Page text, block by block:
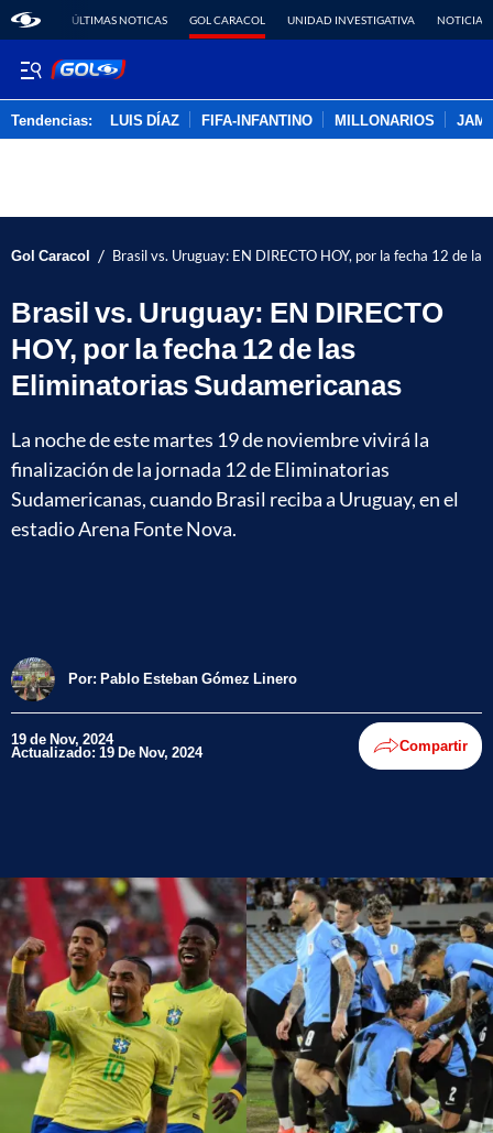
ÚLTIMAS NOTICAS GOL CARACOL UNIDAD INVESTIGATIVA NOTICIAS
Tendencias: LUIS DÍAZ FIFA-INFANTINO MILLONARIOS
Gol Caracol / Brasil vs. Uruguay: EN DIRECTO HOY, por la fecha 12 de
Brasil vs. Uruguay: EN DIRECTO
HOY, por la fecha 12 de las
Eliminatorias Sudamericanas
La noche de este martes 19 de noviembre vivirá la
finalización de la jornada 12 de Eliminatorias
Sudamericanas, cuando Brasil reciba a Uruguay, en el
estadio Arena Fonte Nova.
Por: Pablo Esteban Gómez Linero
19 de Nov, 2024
Actualizado: 19 De Nov, 2024 Compartir